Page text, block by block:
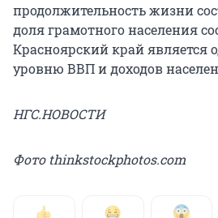
продолжительность жизни
доля грамотного населения
Красноярский край является
уровню ВВП и доходов
НГС.НОВОСТИ
Фото thinkstockphotos.com